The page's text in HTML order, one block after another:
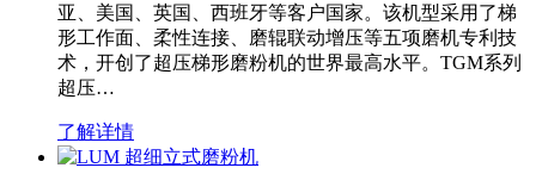
亚、美国、英国、西班牙等客户国家。该机型采用了梯
形工作面、柔性连接、磨辊联动增压等五项磨机专利技
术，开创了超压梯形磨粉机的世界最高水平。TGM系列
超压…
了解详情